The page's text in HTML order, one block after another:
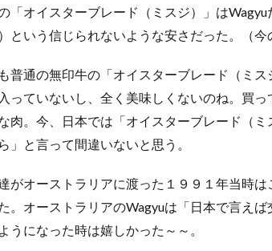
「オイスターブレード（ミスジ）」は
という信じられないような安さだった。（
普通の無印牛の「オイスターブレード（ミ
っていないし、全く美味しくないのね。買
肉。今、日本では「オイスターブレード（
」と言って間違いないと思う。
がオーストラリアに渡った１９９１年当時
。オーストラリアのWagyuは「日本で言え
うになった時は嬉しかった～～。